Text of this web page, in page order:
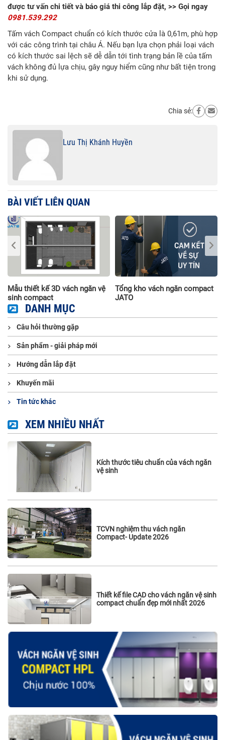
được tư vấn chi tiết và báo giá thi công lắp đặt, >> Gọi ngay
0981.539.292
Tấm vách Compact chuẩn có kích thước cửa là 0,61m, phù hợp
với các công trình tại châu Á. Nếu bạn lựa chọn phải loại vách
có kích thước sai lệch sẽ dễ dẫn tới tình trạng bản lề của tấm
vách không đủ lựa chịu, gây nguy hiểm cũng như bất tiện trong
khi sử dụng.
Chia sẻ:
Lưu Thị Khánh Huyền
BÀI VIẾT LIÊN QUAN
Mẫu thiết kế 3D vách ngăn vệ
sinh compact
Tổng kho vách ngăn compact
JATO
DANH MỤC
Câu hỏi thường gặp
Sản phẩm - giải pháp mới
Hướng dẫn lắp đặt
Khuyến mãi
Tin tức khác
XEM NHIỀU NHẤT
Kích thước tiêu chuẩn của vách ngăn
vệ sinh
TCVN nghiệm thu vách ngăn
Compact- Update 2026
Thiết kế file CAD cho vách ngăn vệ sinh
compact chuẩn đẹp mới nhất 2026